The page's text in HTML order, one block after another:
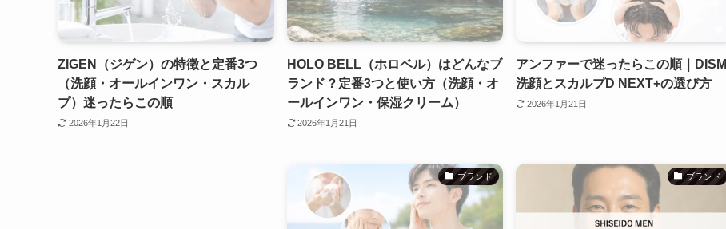
ZIGEN（ジゲン）の特徴と定番3つ
（洗顔・オールインワン・スカル
プ）迷ったらこの順
2026年1月22日
HOLO BELL（ホロベル）はどんなブ
ランド？定番3つと使い方（洗顔・オ
ールインワン・保湿クリーム）
2026年1月21日
アンファーで迷ったらこの順｜DISM
洗顔とスカルプD NEXT+の選び方
2026年1月21日
ブランド ブランド